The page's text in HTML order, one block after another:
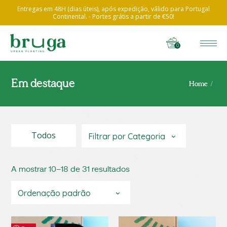
Entregas em 48H (dias úteis), após expedição, válido para Portugal
Continental. - Portes grátis a partir de €50!
0
Em destaque Home
Todos Filtrar por Categoria
A mostrar 10–18 de 31 resultados
Ordenação padrão